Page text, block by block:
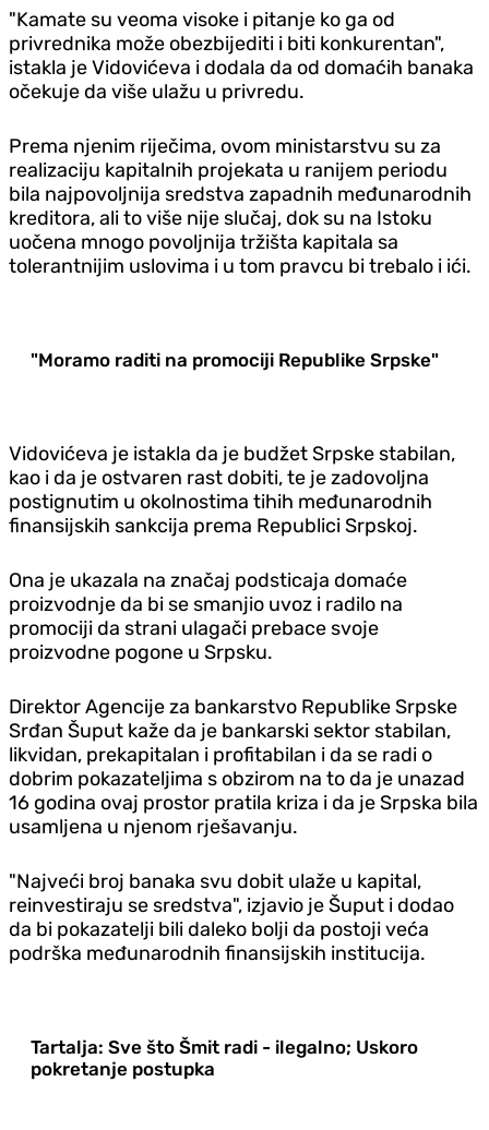
"Kamate su veoma visoke i pitanje ko ga od
privrednika može obezbijediti i biti konkurentan",
istakla je Vidovićeva i dodala da od domaćih banaka
očekuje da više ulažu u privredu.
Prema njenim riječima, ovom ministarstvu su za
realizaciju kapitalnih projekata u ranijem periodu
bila najpovoljnija sredstva zapadnih međunarodnih
kreditora, ali to više nije slučaj, dok su na Istoku
uočena mnogo povoljnija tržišta kapitala sa
tolerantnijim uslovima i u tom pravcu bi trebalo i ići.
"Moramo raditi na promociji Republike Srpske"
Vidovićeva je istakla da je budžet Srpske stabilan,
kao i da je ostvaren rast dobiti, te je zadovoljna
postignutim u okolnostima tihih međunarodnih
finansijskih sankcija prema Republici Srpskoj.
Ona je ukazala na značaj podsticaja domaće
proizvodnje da bi se smanjio uvoz i radilo na
promociji da strani ulagači prebace svoje
proizvodne pogone u Srpsku.
Direktor Agencije za bankarstvo Republike Srpske
Srđan Šuput kaže da je bankarski sektor stabilan,
likvidan, prekapitalan i profitabilan i da se radi o
dobrim pokazateljima s obzirom na to da je unazad
16 godina ovaj prostor pratila kriza i da je Srpska bila
usamljena u njenom rješavanju.
"Najveći broj banaka svu dobit ulaže u kapital,
reinvestiraju se sredstva", izjavio je Šuput i dodao
da bi pokazatelji bili daleko bolji da postoji veća
podrška međunarodnih finansijskih institucija.
Tartalja: Sve što Šmit radi - ilegalno; Uskoro
pokretanje postupka